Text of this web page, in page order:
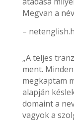
Megvan a
–
„A teljes
ment.
megkaptam
alapján
domaint a
vagyok a